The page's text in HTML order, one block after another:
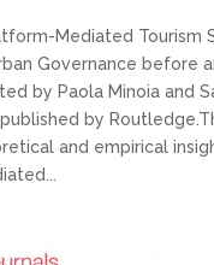
Mediated Tourism
Governance before
by Paola Minoia and
by
and empirical